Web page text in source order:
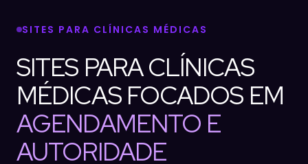
SITES PARA CLÍNICAS MÉDICAS
SITES PARA CLÍNICAS
MÉDICAS FOCADOS EM
AGENDAMENTO E
AUTORIDADE